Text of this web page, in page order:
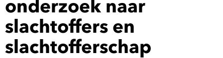
Factsheets
Publicaties
onderzoek naar
slachtoffers en
slachtofferschap